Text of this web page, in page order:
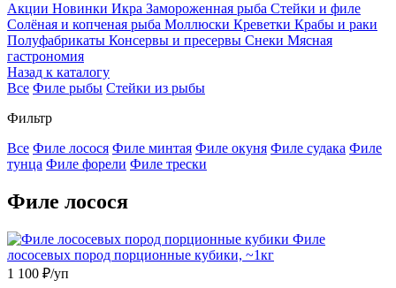
Акции Новинки Икра Замороженная рыба Стейки и филе
Солёная и копченая рыба Моллюски Креветки Крабы и раки
Полуфабрикаты Консервы и пресервы Снеки Мясная
гастрономия
Назад к каталогу
Все Филе рыбы Стейки из рыбы
Фильтр
Все Филе лосося Филе минтая Филе окуня Филе судака Филе
тунца Филе форели Филе трески
Филе лосося
Филе
лососевых пород порционные кубики, ~1кг
1 100 ₽/уп